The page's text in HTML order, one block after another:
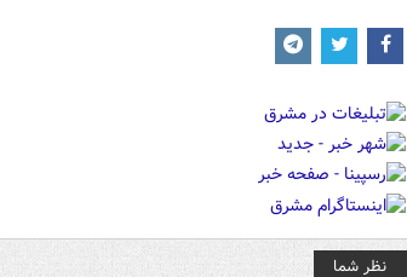
نظر شما